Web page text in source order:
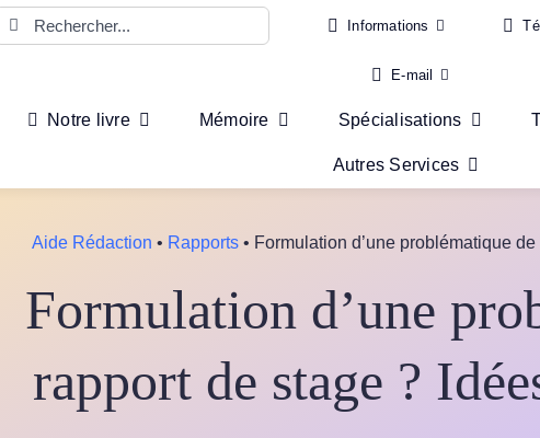
Rechercher: Informations
E-mail
Notre livre Mémoire Spécialisations
Autres Services
Aide Rédaction • Rapports• Formulation d’une problématique
Formulation d’une
rapport de stage ?